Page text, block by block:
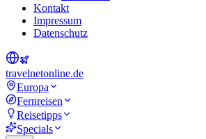
Kontakt
Impressum
Datenschutz
travelnetonline.de
Europa
Fernreisen
Reisetipps
Specials